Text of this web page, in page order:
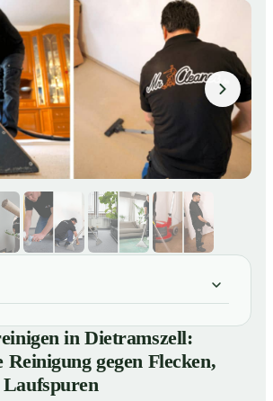
in Dietramszell: Professionelle
Flecken, Gerüche und Laufspuren
in Dietramszell professionell
in Dietramszell:
Reinigung gegen Flecken,